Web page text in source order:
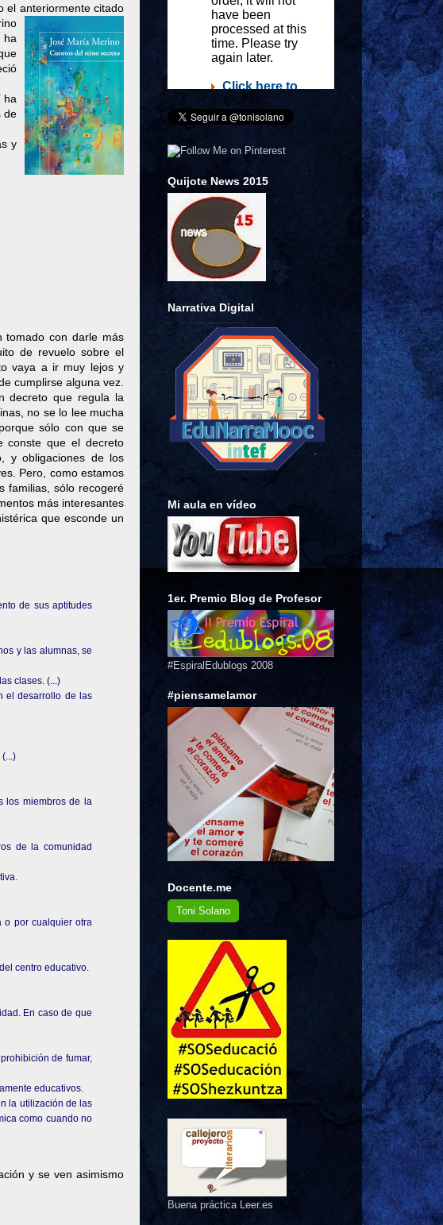
el anteriormente citado
ha
ha
de
y
tomado con darle más
de revuelo sobre el
vaya a ir muy lejos y
cumplirse alguna vez.
decreto que regula la
no se lo lee mucha
sólo con que se
conste que el decreto
y obligaciones de los
Pero, como estamos
familias, sólo recogeré
más interesantes
que esconde un
de sus aptitudes
y las alumnas, se
clases. (...)
el desarrollo de las
los miembros de la
de la comunidad
o por cualquier otra
centro educativo.
En caso de que
de fumar,
educativos.
la utilización de las
como cuando no
y se ven asimismo
Quijote News 2015
Narrativa Digital
Mi aula en vídeo
1er. Premio Blog de Profesor
#EspiralEdublogs 2008
#piensamelamor
Docente.me
Toni Solano
Buena práctica Leer.es